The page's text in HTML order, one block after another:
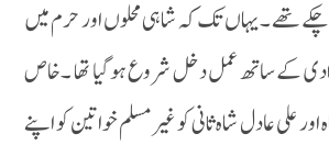
تھے ۔یہاں تک کہ شاہی محلوں اور حرم میں
کے ساتھ عمل دخل شروع ہو گیا تھا ۔خاص
علی عادل شاہ ثانی کو غیر مسلم خواتین کو اپنے